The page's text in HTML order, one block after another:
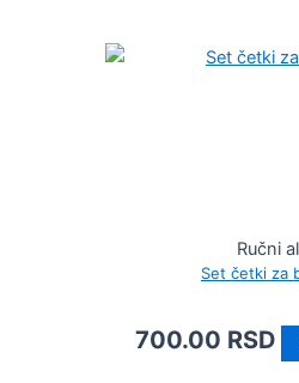
Ručni
Set četki za
700.00 RSD